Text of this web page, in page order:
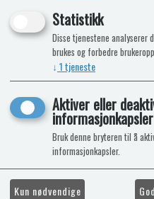
Statistikk
Disse tjenestene
brukes og forbedre
↓ 1tjeneste
Aktiver eller
informasjonkapsler
Bruk denne bryteren til å
informasjonkapsler.
Kun nødvendige